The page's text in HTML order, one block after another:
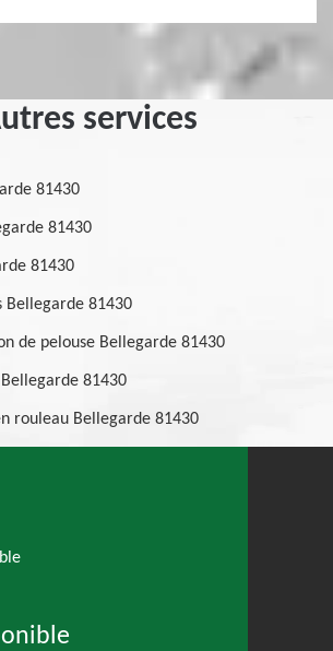
services
81430
81430
81430
Bellegarde 81430
de pelouse Bellegarde 81430
81430
rouleau Bellegarde 81430